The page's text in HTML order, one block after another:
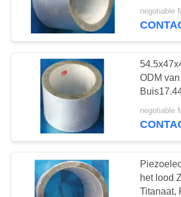
Ultrasone
Ultrasone
voor
ODM
het lood
Titanaat,